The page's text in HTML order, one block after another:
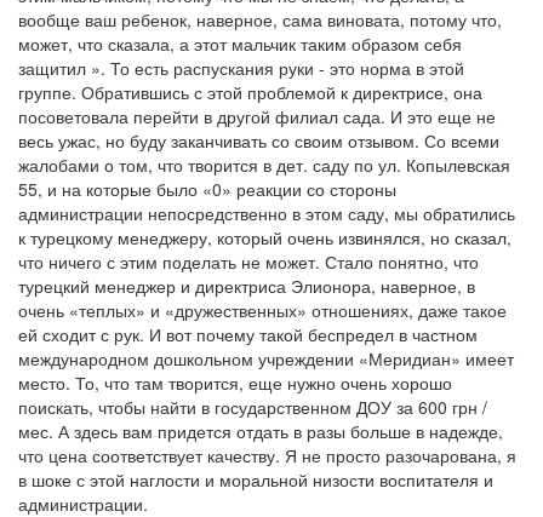
вообще ваш ребенок, наверное, сама виновата, потому что,
может, что сказала, а этот мальчик таким образом себя
защитил ». То есть распускания руки - это норма в этой
группе. Обратившись с этой проблемой к директрисе, она
посоветовала перейти в другой филиал сада. И это еще не
весь ужас, но буду заканчивать со своим отзывом. Со всеми
жалобами о том, что творится в дет. саду по ул. Копылевская
55, и на которые было «0» реакции со стороны
администрации непосредственно в этом саду, мы обратились
к турецкому менеджеру, который очень извинялся, но сказал,
что ничего с этим поделать не может. Стало понятно, что
турецкий менеджер и директриса Элионора, наверное, в
очень «теплых» и «дружественных» отношениях, даже такое
ей сходит с рук. И вот почему такой беспредел в частном
международном дошкольном учреждении «Меридиан» имеет
место. То, что там творится, еще нужно очень хорошо
поискать, чтобы найти в государственном ДОУ за 600 грн /
мес. А здесь вам придется отдать в разы больше в надежде,
что цена соответствует качеству. Я не просто разочарована, я
в шоке с этой наглости и моральной низости воспитателя и
администрации.